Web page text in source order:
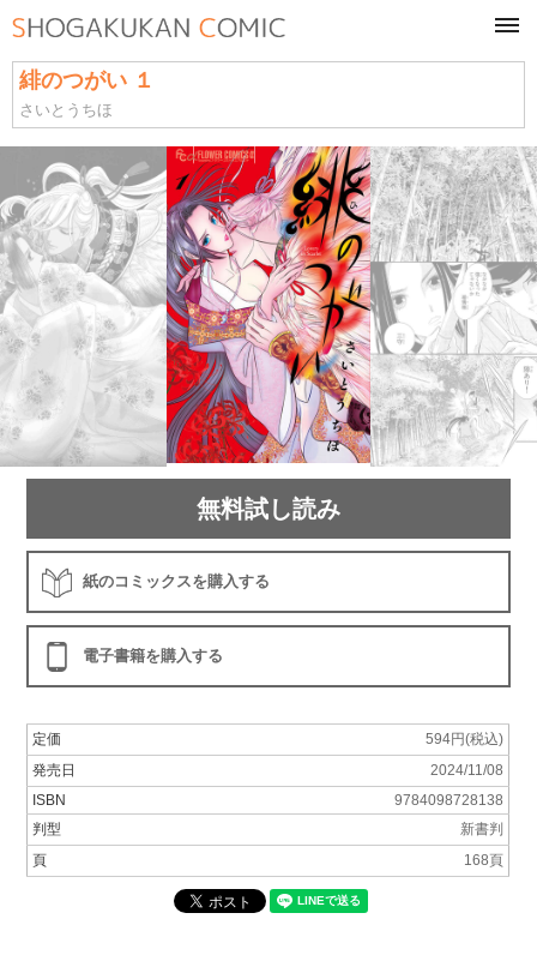
緋のつがい １
さいとうちほ
無料試し読み
紙のコミックスを購入する
電子書籍を購入する
定価
594円(税込)
発売日
2024/11/08
ISBN
9784098728138
判型
新書判
頁
168頁